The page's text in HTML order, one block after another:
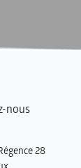
nous
28